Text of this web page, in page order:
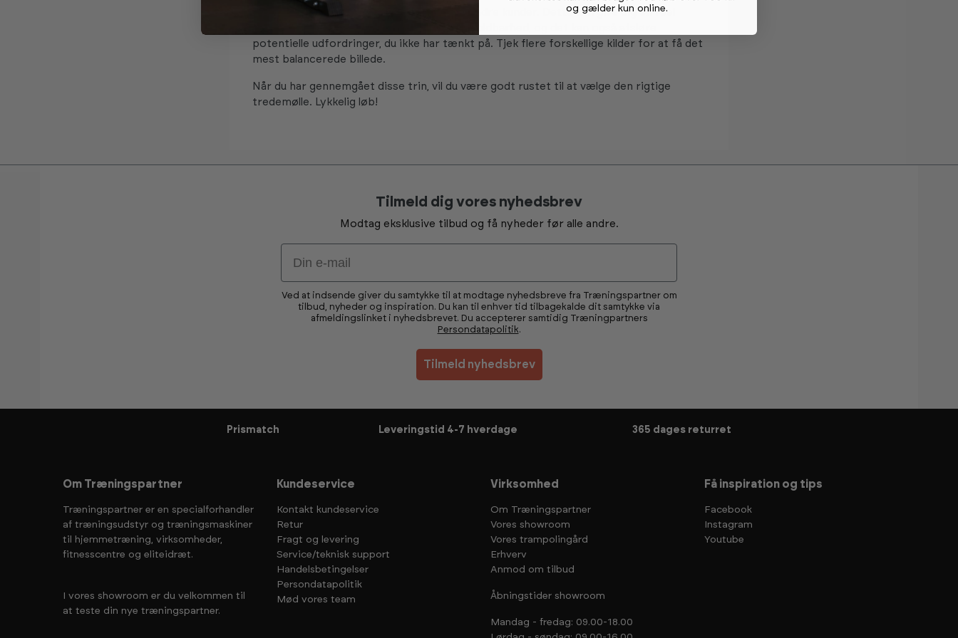
Endelig, tag tid til at læse anmeldelser fra andre kunder. Dette kan give dig en reel
potentielle udfordringer, du ikke har tænkt på. Tjek flere forskellige kilder for at få det
mest balancerede billede.
Når du har gennemgået disse trin, vil du være godt rustet til at vælge den rigtige
tredemølle. Lykkelig løb!
Tilmeld dig vores nyhedsbrev
Modtag eksklusive tilbud og få nyheder før alle andre.
Email
Ved at indsende giver du samtykke til at modtage nyhedsbreve fra Træningspartner om
tilbud, nyheder og inspiration. Du kan til enhver tid tilbagekalde dit samtykke via
afmeldingslinket i nyhedsbrevet. Du accepterer samtidig Træningpartners
Persondatapolitik.
Tilmeld nyhedsbrev
Prismatch Leveringstid 4-7 hverdage 365 dages returret
Om Træningspartner
Træningspartner er en specialforhandler
af træningsudstyr og træningsmaskiner
til hjemmetræning, virksomheder,
fitnesscentre og eliteidræt.
I vores showroom er du velkommen til
at teste din nye træningspartner.
Kundeservice
Kontakt kundeservice
Retur
Fragt og levering
Service/teknisk support
Handelsbetingelser
Persondatapolitik
Mød vores team
Virksomhed
Om Træningspartner
Vores showroom
Vores trampolingård
Erhverv
Anmod om tilbud
Åbningstider showroom
Mandag - fredag: 09.00-18.00
Få inspiration og tips
Facebook
Instagram
Youtube
og gælder kun online.